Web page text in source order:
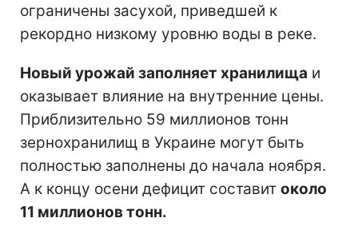
ограничены засухой, приведшей к
рекордно низкому уровню воды в реке.
Новый урожай заполняет хранилища и
оказывает влияние на внутренние цены.
Приблизительно 59 миллионов тонн
зернохранилищ в Украине могут быть
полностью заполнены до начала ноября.
А к концу осени дефицит составит около
11 миллионов тонн.